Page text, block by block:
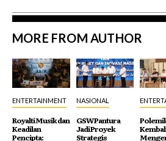
MORE FROM AUTHOR
ENTERTAINMENT
Royalti Musik dan
Keadilan
Pencipta:
NASIONAL
GSW Pantura
Jadi Proyek
Strategis